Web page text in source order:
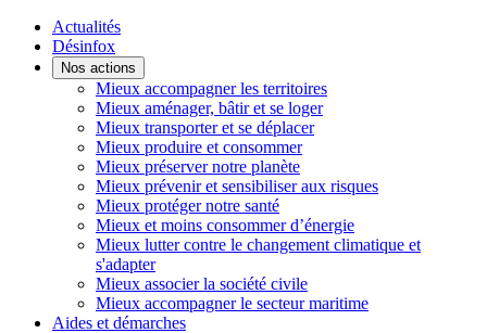
Actualités
Désinfox
Nos actions
Mieux accompagner les territoires
Mieux aménager, bâtir et se loger
Mieux transporter et se déplacer
Mieux produire et consommer
Mieux préserver notre planète
Mieux prévenir et sensibiliser aux risques
Mieux protéger notre santé
Mieux et moins consommer d’énergie
Mieux lutter contre le changement climatique et
s'adapter
Mieux associer la société civile
Mieux accompagner le secteur maritime
Aides et démarches